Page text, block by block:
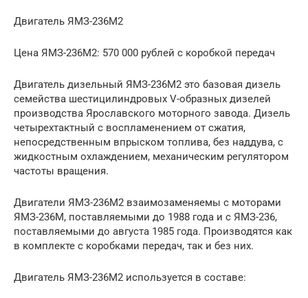
Двигатель ЯМЗ-236М2
Цена ЯМЗ-236М2: 570 000 рублей с коробкой передач
Двигатель дизельный ЯМЗ-236М2 это базовая дизель
семейства шестицилиндровых V-образных дизелей
производства Ярославского моторного завода. Дизель
четырехтактный с воспламенением от сжатия,
непосредственным впрыском топлива, без наддува, с
жидкостным охлаждением, механическим регулятором
частоты вращения.
Двигатели ЯМЗ-236М2 взаимозаменяемы с моторами
ЯМЗ-236М, поставляемыми до 1988 года и с ЯМЗ-236,
поставляемыми до августа 1985 года. Производятся как
в комплекте с коробками передач, так и без них.
Двигатель ЯМЗ-236М2 используется в составе: